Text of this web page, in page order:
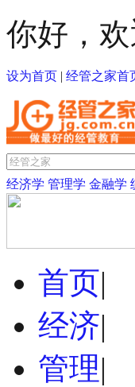
你好，
设为首页 | 经管之家首
经济学 管理学 金融学
首页|
经济|
管理|